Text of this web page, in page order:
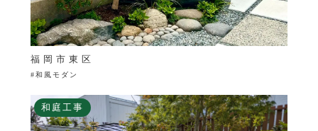
福岡市東区
#和風モダン
和庭工事